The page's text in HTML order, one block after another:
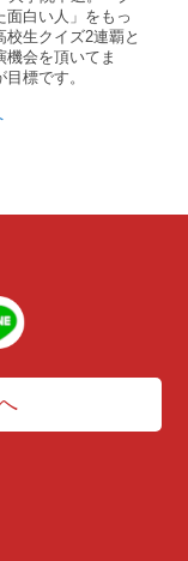
面白い人」をもっ
生クイズ2連覇と
会を頂いてま
標です。